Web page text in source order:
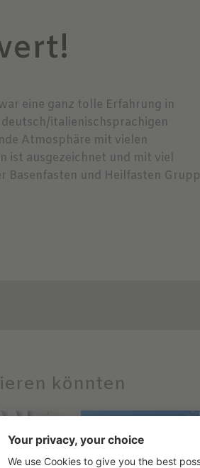
eine ganz tolle Erfahrung in
italienischsprachigen
Atmosphäre mit vielen
ist ausgezeichnet und mit viel
Basenfasten und Heilfasten
könnten